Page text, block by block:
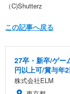
（C)Shutterz
この記事へ戻る
27卒・新卒/ゲー
円以上可/賞与年
株式会社ELM